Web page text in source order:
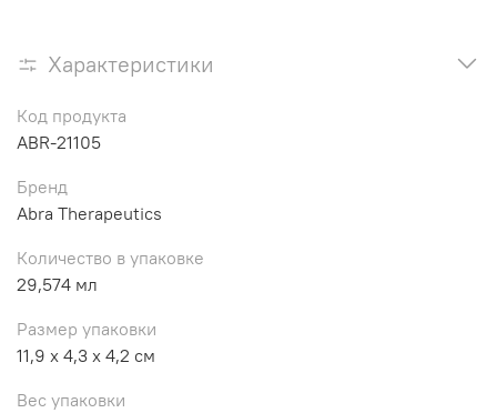
Характеристики
Код продукта
ABR-21105
Бренд
Abra Therapeutics
Количество в упаковке
29,574 мл
Размер упаковки
11,9 x 4,3 x 4,2 см
Вес упаковки